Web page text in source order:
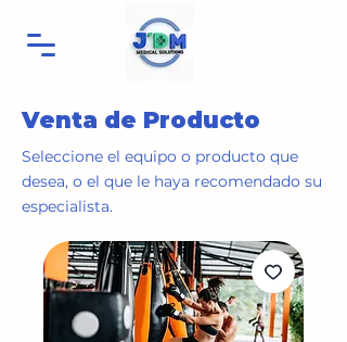
Venta de Producto
Seleccione el equipo o producto que
desea, o el que le haya recomendado su
especialista.